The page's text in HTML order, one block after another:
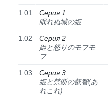
1.01
Серия 1
眠れぬ城の姫
1.02
Серия 2
姫と怒りのモフモ
フ
1.03
Серия 3
姫と禁断の叡智(あ
れこれ)